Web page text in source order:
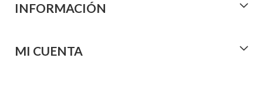
INFORMACIÓN
MI CUENTA